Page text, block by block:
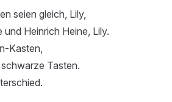
seien gleich, Lily,
Heinrich Heine, Lily.
Kasten,
Tasten.